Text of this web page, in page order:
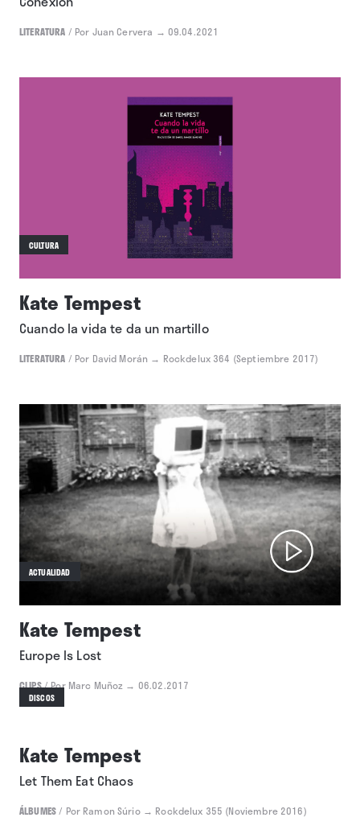
Kae Tempest
LITERATURA/ Por Juan Cervera → 09.04.2021
CULTURA
Kate Tempest
Cuando la vida te da un martillo
LITERATURA/Por David Morán→ Rockdelux 364 (Septiembre 2017)
ACTUALIDAD